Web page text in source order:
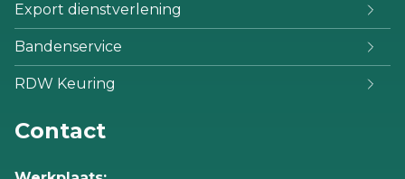
Export dienstverlening
Bandenservice
RDW Keuring
Contact